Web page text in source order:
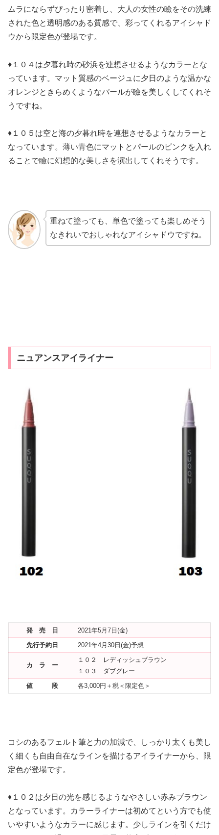
ムラにならずぴったり密着し、大人の女性の瞼をその洗練
された色と透明感のある質感で、彩ってくれるアイシャド
ウから限定色が登場です。
♦１０４は夕暮れ時の砂浜を連想させるようなカラーとな
っています。マット質感のベージュに夕日のような温かな
オレンジときらめくようなパールが瞼を美しくしてくれそ
うですね。
♦１０５は空と海の夕暮れ時を連想させるようなカラーと
なっています。薄い青色にマットとパールのピンクを入れ
ることで瞼に幻想的な美しさを演出してくれそうです。
重ねて塗っても、単色で塗っても楽しめそう
なきれいでおしゃれなアイシャドウですね。
ニュアンスアイライナー
発 売 日
2021年5月7日(金)
先行予約日
2021年4月30日(金)予想
カ ラ ー
１０２ レディッシュブラウン
１０３ ダブグレー
値 段
各3,000円＋税＜限定色＞
コシのあるフェルト筆と力の加減で、しっかり太くも美し
く細くも自由自在なラインを描けるアイライナーから、限
定色が登場です。
♦１０２は夕日の光を感じるようなやさしい赤みブラウン
となっています。カラーライナーは初めてという方でも使
いやすいようなカラーに感じます。少しラインを引くだけ